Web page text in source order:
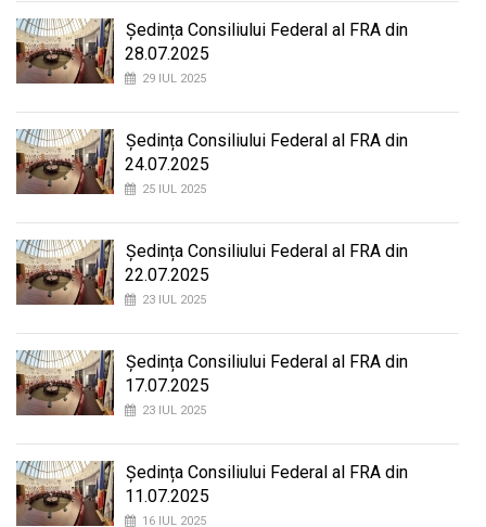
Ședința Consiliului Federal al FRA din
28.07.2025
29 IUL 2025
Ședința Consiliului Federal al FRA din
24.07.2025
25 IUL 2025
Ședința Consiliului Federal al FRA din
22.07.2025
23 IUL 2025
Ședința Consiliului Federal al FRA din
17.07.2025
23 IUL 2025
Ședința Consiliului Federal al FRA din
11.07.2025
16 IUL 2025